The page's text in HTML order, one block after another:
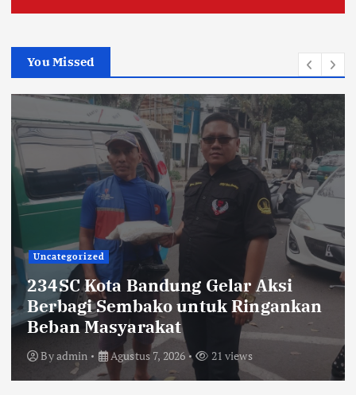
You Missed
TNI POLRI
Sikat Kejahatan Jalanan di
413 Pelaku Diciduk dan 1.016
Disita
Byadmin Agustus 7, 2026 22 views